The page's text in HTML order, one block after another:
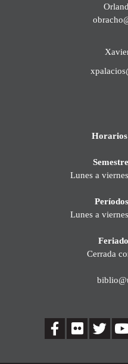
Horarios
Lunes a
Lunes a
Cerrada